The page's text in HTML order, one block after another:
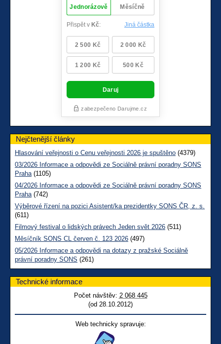
Nejčtenější články
Hlasování veřejnosti o Cenu veřejnosti 2026 je spuštěno (4379)
03/2026 Informace a odpovědi ze Sociálně právní poradny SONS
Praha(1105)
04/2026 Informace a odpovědi ze Sociálně právní poradny SONS
Praha(742)
Výběrové řízení na pozici Asistent/ka prezidentky SONS ČR, z. s.
(611)
Filmový festival o lidských právech Jeden svět 2026 (511)
Měsíčník SONS CL červen č. 123 2026 (497)
05/2026 Informace a odpovědi na dotazy z pražské Sociálně
právní poradny SONS (261)
Technické informace
Počet návštěv: 2 068 445
(od 28.10.2012)
Web technicky spravuje: